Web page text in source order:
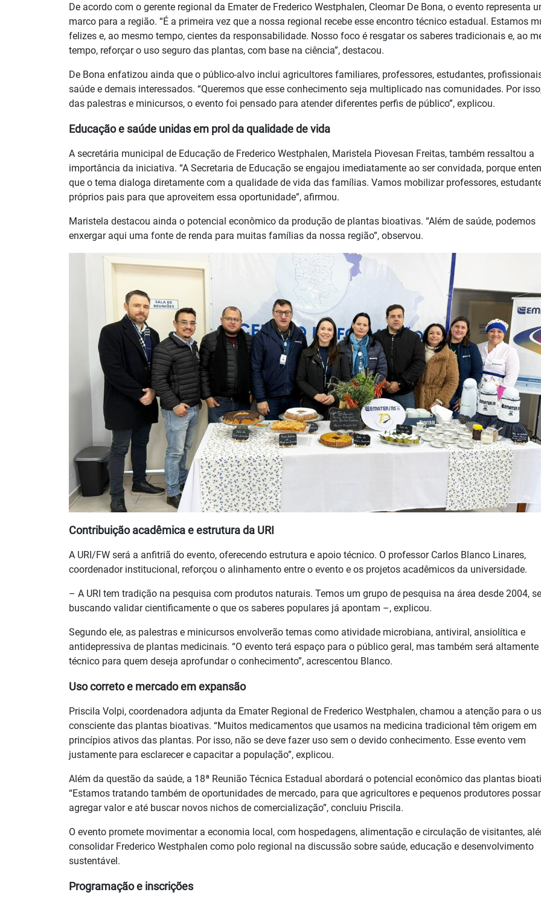
De acordo com o gerente regional da Emater de Frederico Westphalen, Cleomar De Bona, o evento representa
marco para a região. “É a primeira vez que a nossa regional recebe esse encontro técnico estadual. Estamos
felizes e, ao mesmo tempo, cientes da responsabilidade. Nosso foco é resgatar os saberes tradicionais e, ao
tempo, reforçar o uso seguro das plantas, com base na ciência”, destacou.
De Bona enfatizou ainda que o público-alvo inclui agricultores familiares, professores, estudantes,
saúde e demais interessados. “Queremos que esse conhecimento seja multiplicado nas comunidades. Por
das palestras e minicursos, o evento foi pensado para atender diferentes perfis de público”, explicou.
Educação e saúde unidas em prol da qualidade de vida
A secretária municipal de Educação de Frederico Westphalen, Maristela Piovesan Freitas, também ressaltou a
importância da iniciativa. “A Secretaria de Educação se engajou imediatamente ao ser convidada, porque
que o tema dialoga diretamente com a qualidade de vida das famílias. Vamos mobilizar professores,
próprios pais para que aproveitem essa oportunidade”, afirmou.
Maristela destacou ainda o potencial econômico da produção de plantas bioativas. “Além de saúde, podemos
enxergar aqui uma fonte de renda para muitas famílias da nossa região”, observou.
Contribuição acadêmica e estrutura da URI
A URI/FW será a anfitriã do evento, oferecendo estrutura e apoio técnico. O professor Carlos Blanco Linares,
coordenador institucional, reforçou o alinhamento entre o evento e os projetos acadêmicos da universidade.
– A URI tem tradição na pesquisa com produtos naturais. Temos um grupo de pesquisa na área desde 2004,
buscando validar cientificamente o que os saberes populares já apontam –, explicou.
Segundo ele, as palestras e minicursos envolverão temas como atividade microbiana, antiviral, ansiolítica e
antidepressiva de plantas medicinais. “O evento terá espaço para o público geral, mas também será altamente
técnico para quem deseja aprofundar o conhecimento”, acrescentou Blanco.
Uso correto e mercado em expansão
Priscila Volpi, coordenadora adjunta da Emater Regional de Frederico Westphalen, chamou a atenção para o
consciente das plantas bioativas. “Muitos medicamentos que usamos na medicina tradicional têm origem em
princípios ativos das plantas. Por isso, não se deve fazer uso sem o devido conhecimento. Esse evento vem
justamente para esclarecer e capacitar a população”, explicou.
Além da questão da saúde, a 18ª Reunião Técnica Estadual abordará o potencial econômico das plantas
“Estamos tratando também de oportunidades de mercado, para que agricultores e pequenos produtores
agregar valor e até buscar novos nichos de comercialização”, concluiu Priscila.
O evento promete movimentar a economia local, com hospedagens, alimentação e circulação de visitantes,
consolidar Frederico Westphalen como polo regional na discussão sobre saúde, educação e desenvolvimento
sustentável.
Programação e inscrições